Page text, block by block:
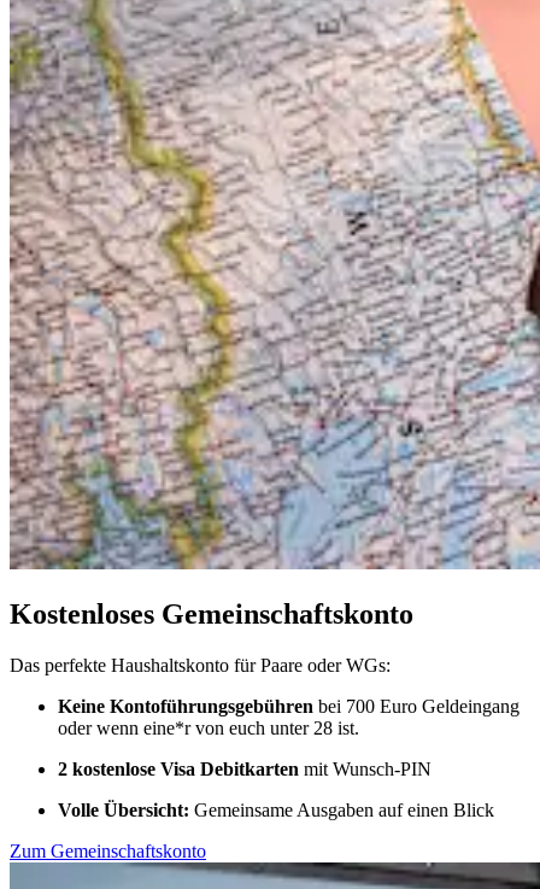
Kostenloses Gemeinschaftskonto
Das perfekte Haushaltskonto für Paare oder WGs:
Keine Kontoführungsgebühren bei 700 Euro Geldeingang
oder wenn eine*r von euch unter 28 ist.
2 kostenlose Visa Debitkarten mit Wunsch-PIN
Volle Übersicht: Gemeinsame Ausgaben auf einen Blick
Zum Gemeinschaftskonto